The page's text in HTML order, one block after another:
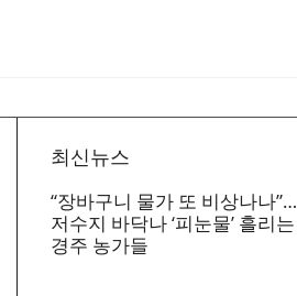
최신뉴스
“장바구니 물가 또 비상나나”…
저수지 바닥나 ‘피눈물’ 흘리는
경주 농가들